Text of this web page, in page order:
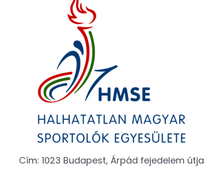
Cím: 1023 Budapest, Árpád fejedelem útja